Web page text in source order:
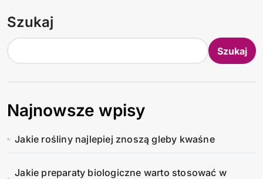
Szukaj
Szukaj
Najnowsze wpisy
Jakie rośliny najlepiej znoszą gleby kwaśne
Jakie preparaty biologiczne warto stosować w